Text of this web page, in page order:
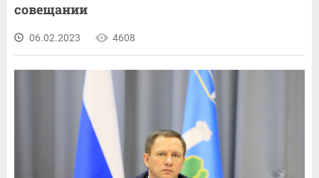
совещании
06.02.2023 4608